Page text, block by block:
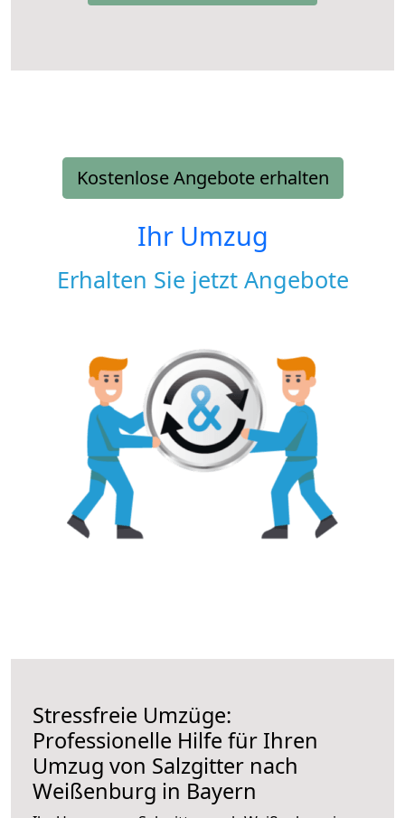
Kostenlose Angebote erhalten
Ihr Umzug
Erhalten Sie jetzt Angebote
Stressfreie Umzüge:
Professionelle Hilfe für Ihren
Umzug von Salzgitter nach
Weißenburg in Bayern